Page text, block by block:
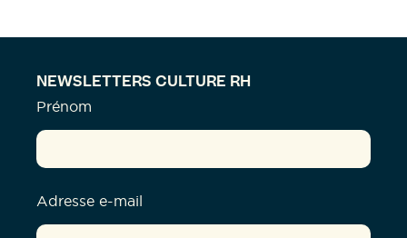
NEWSLETTERS CULTURE RH
Prénom
Adresse e-mail